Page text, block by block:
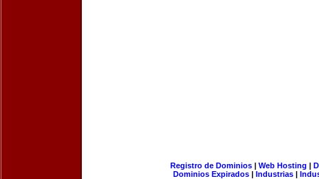
Registro de Dominios| Web Hosting |
Dominios Expirados | Industrias |